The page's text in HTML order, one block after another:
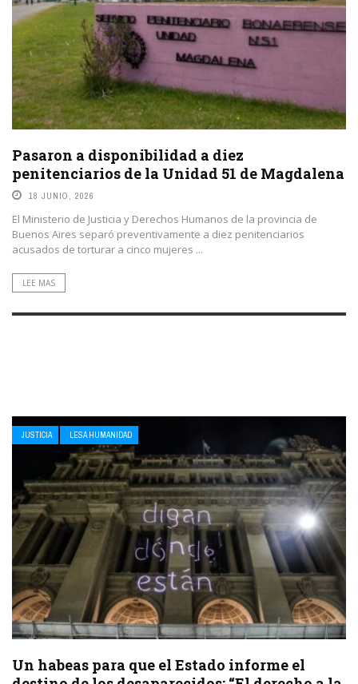
Pasaron a disponibilidad a diez
penitenciarios de la Unidad 51 de Magdalena
18 JUNIO, 2026
El Ministerio de Justicia y Derechos Humanos de la provincia de
Buenos Aires separó preventivamente a diez penitenciarios
acusados de torturar a cinco mujeres ...
LEE MAS
JUSTICIA LESA HUMANIDAD
Un habeas para que el Estado informe el